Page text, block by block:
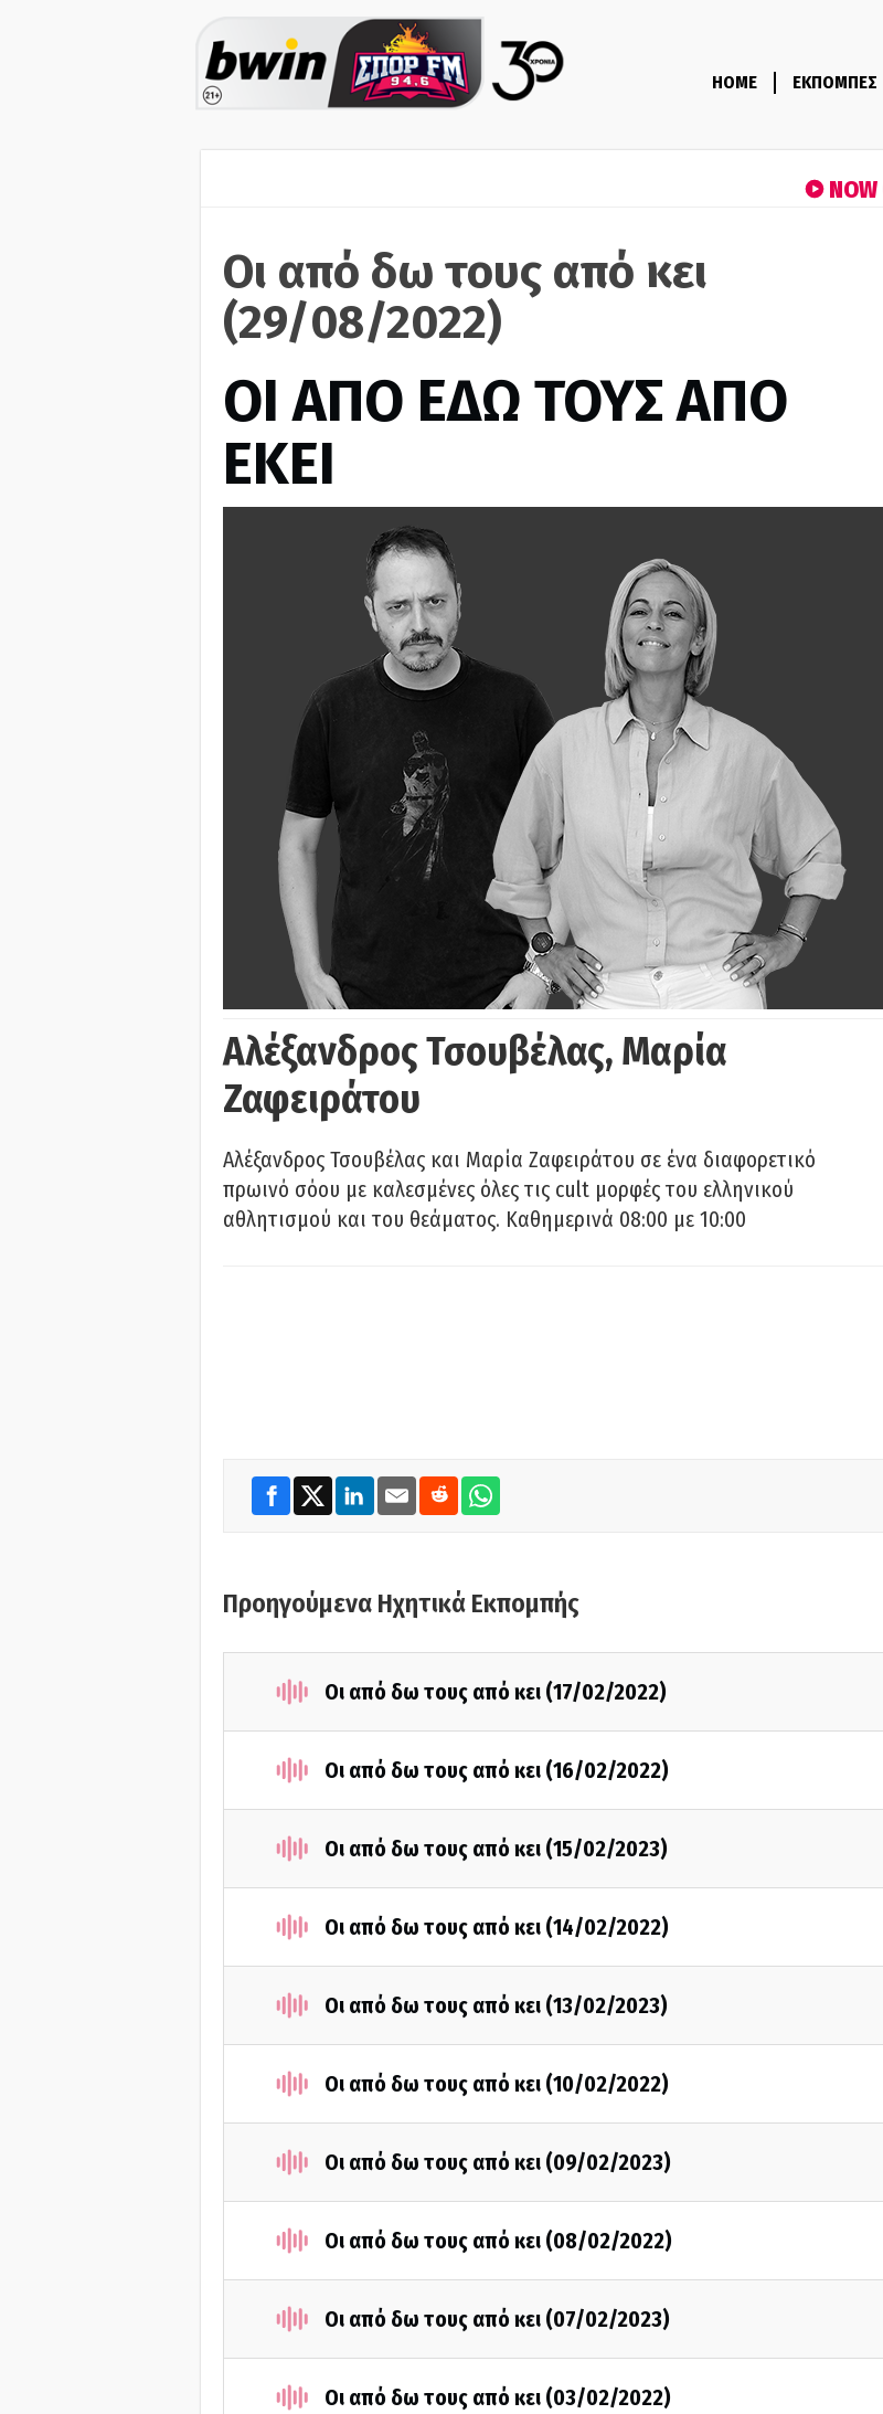
HOME ΕΚΠΟΜΠΕΣ
Οι από δω τους από κει
(29/08/2022)
ΟΙ ΑΠΟ ΕΔΩ ΤΟΥΣ ΑΠΟ
ΕΚΕΙ
Αλέξανδρος Τσουβέλας, Μαρία
Ζαφειράτου
Αλέξανδρος Τσουβέλας και Μαρία Ζαφειράτου σε ένα διαφορετικό
πρωινό σόου με καλεσμένες όλες τις cult μορφές του ελληνικού
αθλητισμού και του θεάματος. Καθημερινά 08:00 με 10:00
Προηγούμενα Ηχητικά Εκπομπής
Οι από δω τους από κει (17/02/2022)
Οι από δω τους από κει (16/02/2022)
Οι από δω τους από κει (15/02/2023)
Οι από δω τους από κει (14/02/2022)
Οι από δω τους από κει (13/02/2023)
Οι από δω τους από κει (10/02/2022)
Οι από δω τους από κει (09/02/2023)
Οι από δω τους από κει (08/02/2022)
Οι από δω τους από κει (07/02/2023)
Οι από δω τους από κει (03/02/2022)